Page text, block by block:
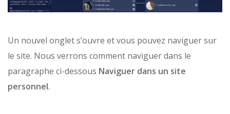
Un nouvel onglet s’ouvre et vous pouvez naviguer sur
le site. Nous verrons comment naviguer dans le
paragraphe ci-dessous Naviguer dans un site
personnel.